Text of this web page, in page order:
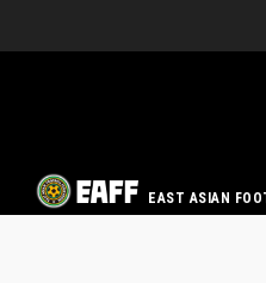
EAST ASIAN